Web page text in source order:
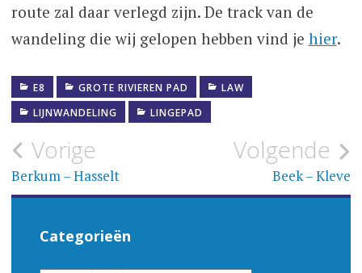
route zal daar verlegd zijn. De track van de
wandeling die wij gelopen hebben vind je hier.
E8 GROTE RIVIEREN PAD
LAW
LIJNWANDELING
LINGEPAD
Bericht
navigatie
Vorige
Berkum – Hasselt
Volgende
Beek – Kleve
Categorieën